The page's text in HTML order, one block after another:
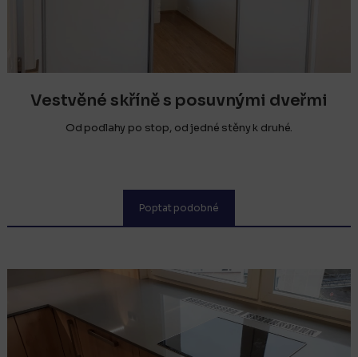
Vestvěné skříně s posuvnými dveřmi
Od podlahy po stop, od jedné stěny k druhé.
Poptat podobné